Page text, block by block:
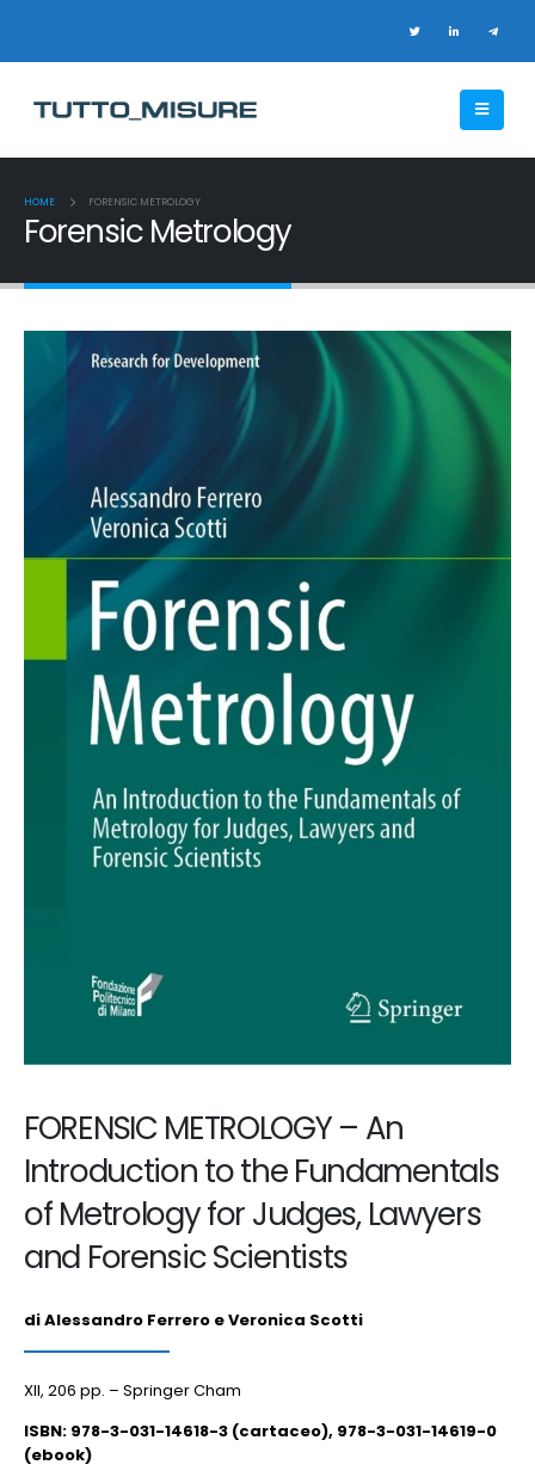
HOME FORENSIC METROLOGY
Forensic Metrology
FORENSIC METROLOGY – An
Introduction to the Fundamentals
of Metrology for Judges, Lawyers
and Forensic Scientists
di Alessandro Ferrero e Veronica Scotti
XII, 206 pp. – Springer Cham
ISBN: 978-3-031-14618-3 (cartaceo), 978-3-031-14619-0
(ebook)